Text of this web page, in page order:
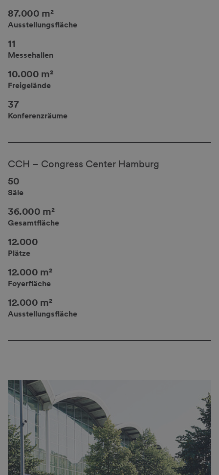
87.000 m²
Ausstellungsfläche
11
Messehallen
10.000 m²
Freigelände
37
Konferenzräume
CCH – Congress Center Hamburg
50
Säle
36.000 m²
Gesamtfläche
12.000
Plätze
12.000 m²
Foyerfläche
12.000 m²
Ausstellungsfläche